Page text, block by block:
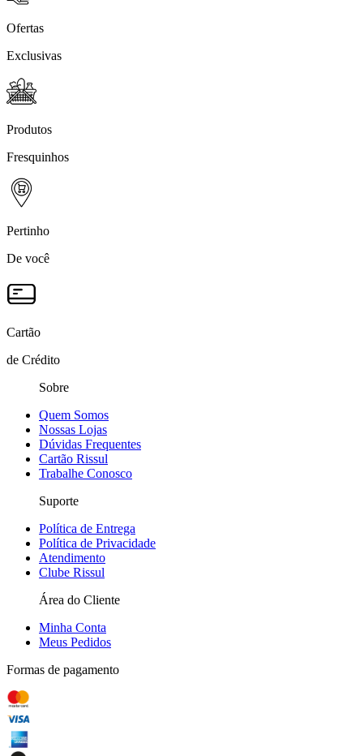
Ofertas
Exclusivas
Produtos
Fresquinhos
Pertinho
De você
Cartão
de Crédito
Sobre
Quem Somos
Nossas Lojas
Dúvidas Frequentes
Cartão Rissul
Trabalhe Conosco
Suporte
Política de Entrega
Política de Privacidade
Atendimento
Clube Rissul
Área do Cliente
Minha Conta
Meus Pedidos
Formas de pagamento